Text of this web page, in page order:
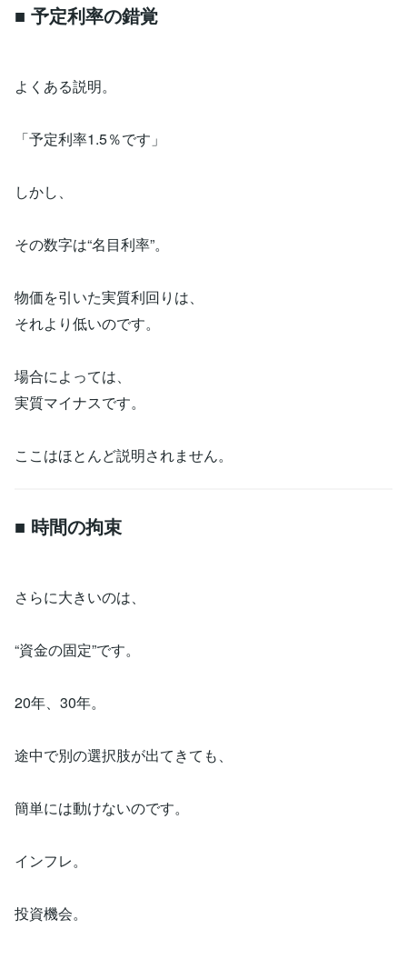
■ 予定利率の錯覚
よくある説明。
「予定利率1.5％です」
しかし、
その数字は“名目利率”。
物価を引いた実質利回りは、
それより低いのです。
場合によっては、
実質マイナスです。
ここはほとんど説明されません。
■ 時間の拘束
さらに大きいのは、
“資金の固定”です。
20年、30年。
途中で別の選択肢が出てきても、
簡単には動けないのです。
インフレ。
投資機会。